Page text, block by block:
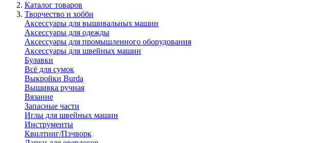
Каталог товаров
Творчество и хобби
Аксессуары для вышивальных машин
Аксессуары для одежды
Аксессуары для промышленного оборудования
Аксессуары для швейных машин
Булавки
Всё для сумок
Выкройки Burda
Вышивка ручная
Вязание
Запасные части
Иглы для швейных машин
Инструменты
Квилтинг/Пэчворк